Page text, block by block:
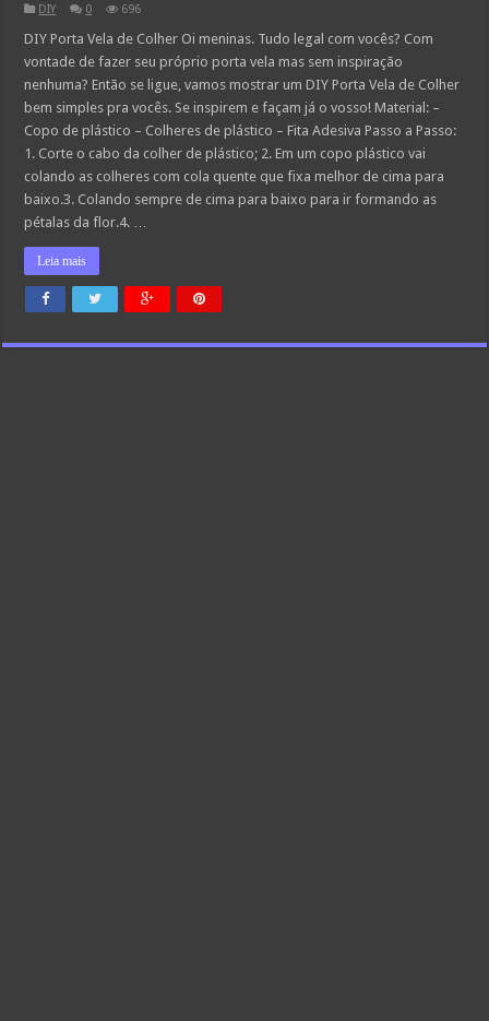
DIY 0 696
DIY Porta Vela de Colher Oi meninas. Tudo legal com vocês? Com
vontade de fazer seu próprio porta vela mas sem inspiração
nenhuma? Então se ligue, vamos mostrar um DIY Porta Vela de Colher
bem simples pra vocês. Se inspirem e façam já o vosso! Material: –
Copo de plástico – Colheres de plástico – Fita Adesiva Passo a Passo:
1. Corte o cabo da colher de plástico; 2. Em um copo plástico vai
colando as colheres com cola quente que fixa melhor de cima para
baixo.3. Colando sempre de cima para baixo para ir formando as
pétalas da flor.4. …
Leia mais